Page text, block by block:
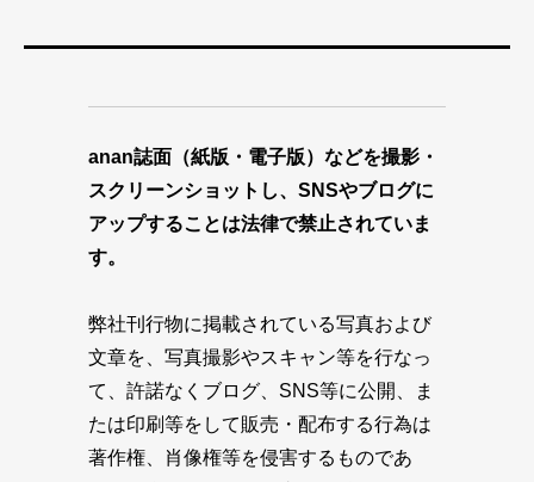
anan誌面（紙版・電子版）などを撮影・
スクリーンショットし、SNSやブログに
アップすることは法律で禁止されていま
す。
弊社刊行物に掲載されている写真および
文章を、写真撮影やスキャン等を行なっ
て、許諾なくブログ、SNS等に公開、ま
たは印刷等をして販売・配布する行為は
著作権、肖像権等を侵害するものであ